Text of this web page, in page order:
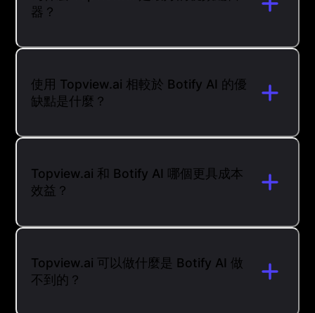
器？
使用 Topview.ai 相較於 Botify AI 的優
缺點是什麼？
Topview.ai 和 Botify AI 哪個更具成本
效益？
Topview.ai 可以做什麼是 Botify AI 做
不到的？